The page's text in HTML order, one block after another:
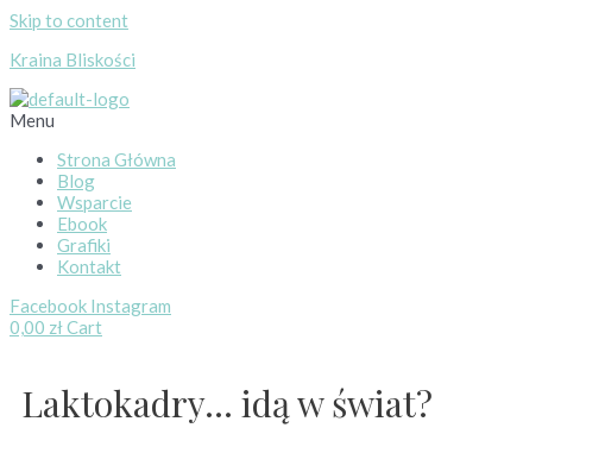
Skip to content
Kraina Bliskości
Menu
Strona Główna
Blog
Wsparcie
Ebook
Grafiki
Kontakt
Facebook Instagram
0,00 złCart
Laktokadry… idą w świat?